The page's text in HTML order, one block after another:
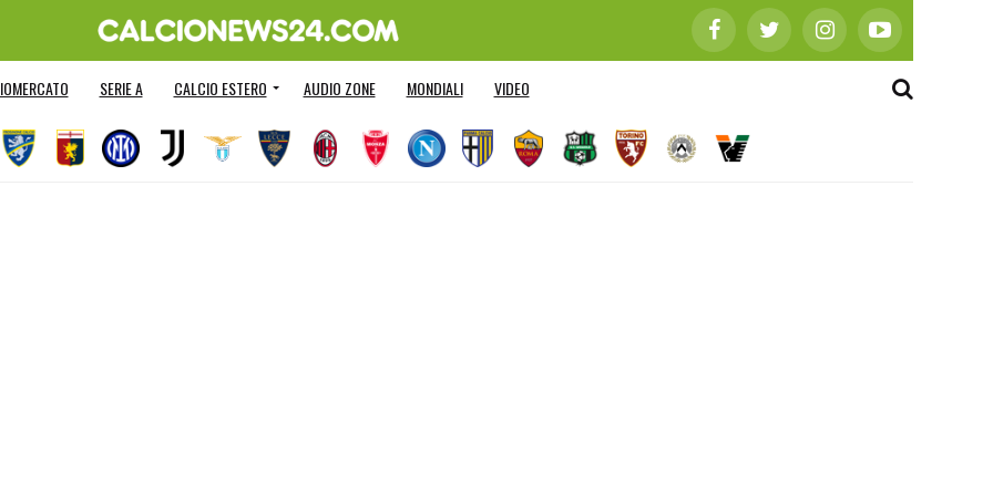
SERIE A CALCIO ESTERO AUDIO ZONE MONDIALI VIDEO